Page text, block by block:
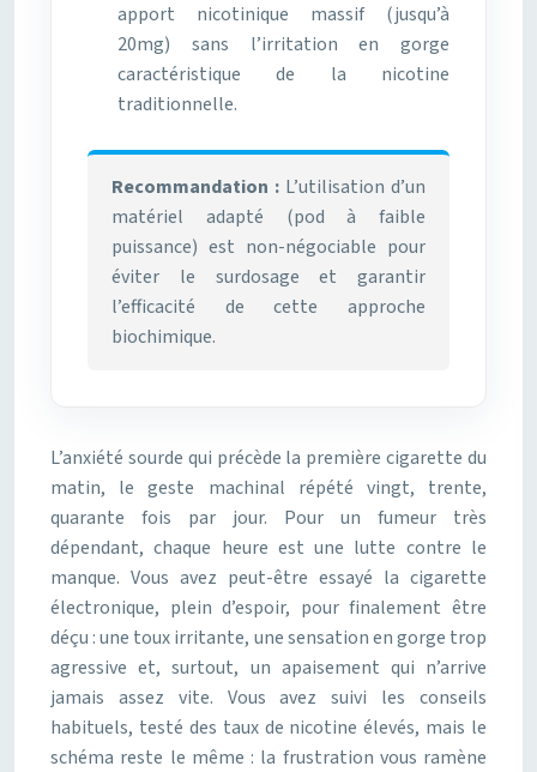
apport nicotinique massif (jusqu’à
20mg) sans l’irritation en gorge
caractéristique de la nicotine
traditionnelle.
Recommandation : L’utilisation d’un
matériel adapté (pod à faible
puissance) est non-négociable pour
éviter le surdosage et garantir
l’efficacité de cette approche
biochimique.
L’anxiété sourde qui précède la première cigarette du
matin, le geste machinal répété vingt, trente,
quarante fois par jour. Pour un fumeur très
dépendant, chaque heure est une lutte contre le
manque. Vous avez peut-être essayé la cigarette
électronique, plein d’espoir, pour finalement être
déçu : une toux irritante, une sensation en gorge trop
agressive et, surtout, un apaisement qui n’arrive
jamais assez vite. Vous avez suivi les conseils
habituels, testé des taux de nicotine élevés, mais le
schéma reste le même : la frustration vous ramène